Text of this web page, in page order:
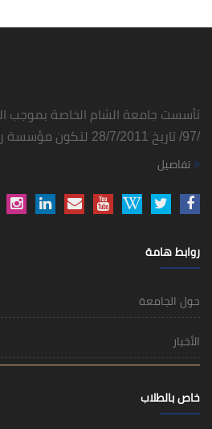
تأسست جامعة الشام الخاصة بموجب
/97/ تاريخ 28/7/2011 لتكون مؤسسة رائدة في التعليم العالي.
تفاصيل
روابط هامة
حول الجامعة
الأخبار
خاص بالطلاب